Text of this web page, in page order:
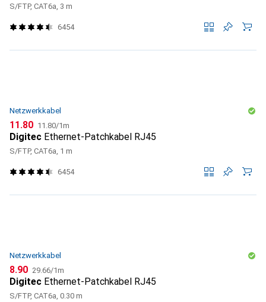
S/FTP, CAT6a, 3 m
6454
Netzwerkkabel
CHF
11.80 CHF
11.80/1m
Digitec Ethernet-Patchkabel RJ45
S/FTP, CAT6a, 1 m
6454
Netzwerkkabel
CHF
8.90 CHF
29.66/1m
Digitec Ethernet-Patchkabel RJ45
S/FTP, CAT6a, 0.30 m